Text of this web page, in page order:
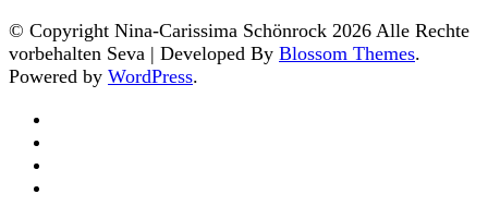
© Copyright Nina-Carissima Schönrock 2026 Alle Rechte
vorbehalten Seva | Developed By Blossom Themes.
Powered by WordPress.